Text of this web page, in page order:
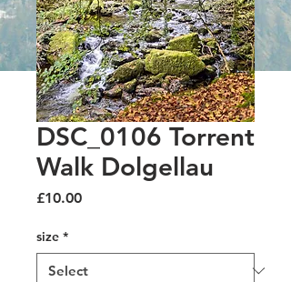
DSC_0106 Torrent
Walk Dolgellau
£10.00Price
size *